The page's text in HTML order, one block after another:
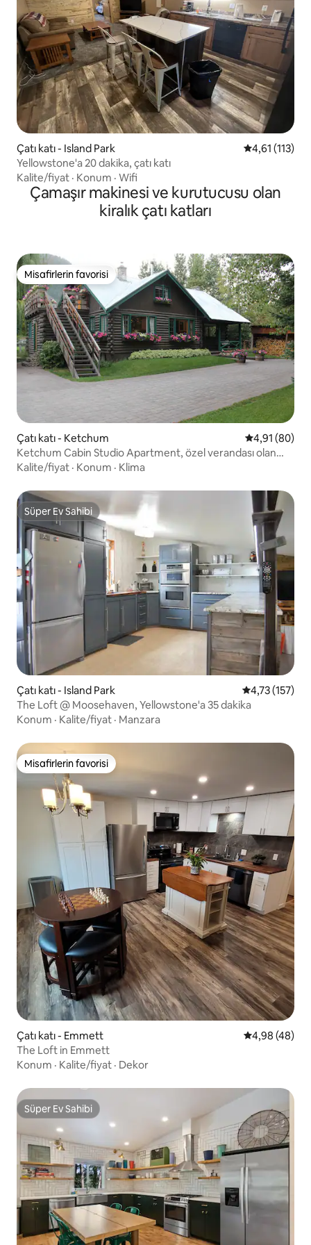
Çatı katı - Island Park 5 üzerinden
4,61 (113)
Yellowstone'a 20 dakika, çatı katı
Kalite/fiyat · Konum · Wifi
Çamaşır makinesi ve kurutucusu olan
kiralık çatı katları
Misafirlerin favorisi
Misafirlerin favorisi
Çatı katı - Ketchum 5 üzerinden
4,91 (80)
Ketchum Cabin Studio Apartment, özel verandası olan
stüdyo daire
Kalite/fiyat · Konum · Klima
Süper Ev Sahibi
Süper Ev Sahibi
Çatı katı - Island Park 5 üzerinden
4,73 (157)
The Loft @ Moosehaven, Yellowstone'a 35 dakika
Konum · Kalite/fiyat · Manzara
Misafirlerin favorisi
Misafirlerin favorisi
Çatı katı - Emmett 5 üzerinden
4,98 (48)
The Loft in Emmett
Konum · Kalite/fiyat · Dekor
Süper Ev Sahibi
Süper Ev Sahibi